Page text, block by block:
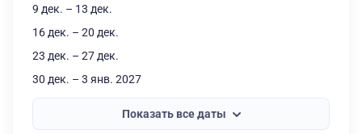
9 дек. – 13 дек.
16 дек. – 20 дек.
23 дек. – 27 дек.
30 дек. – 3 янв. 2027
Показать все даты